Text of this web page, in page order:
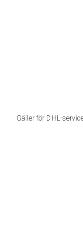
Gäller för DHL-